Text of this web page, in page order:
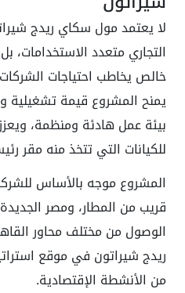
لا يعتمد مول سكاي ريدج
التجاري متعدد الاستخدامات،
خالص يخاطب احتياجات
يمنح المشروع قيمة تشغيلية
بيئة عمل هادئة ومنظمة،
للكيانات التي تتخذ منه مقر
المشروع موجه بالأساس
قريب من المطار، ومصر
الوصول من مختلف محاور
ريدج شيراتون في موقع
من الأنشطة الإقتصادية.